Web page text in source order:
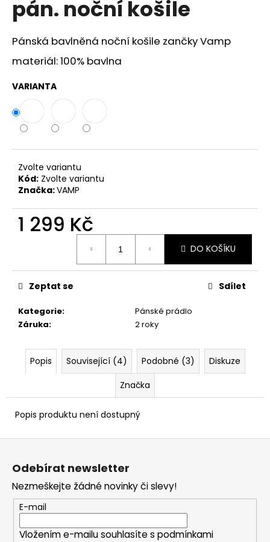
pán. noční košile
Pánská bavlněná noční košile zančky Vamp
materiál: 100% bavlna
VARIANTA
Zvolte variantu
Kód: Zvolte variantu
Značka:VAMP
1 299 Kč
DO KOŠÍKU
Kategorie:
Pánské prádlo
Záruka: 2 roky
Zeptat se Sdílet
Popis Související (4) Podobné (3)
Diskuze
Značka
Popis produktu není dostupný
a
í
t
?
D
o
p
č
u
e
m
Z
Odebírat newsletter
Nezmeškejte žádné novinky či slevy!
E-mail
Vložením e-mailu souhlasíte s podmínkami